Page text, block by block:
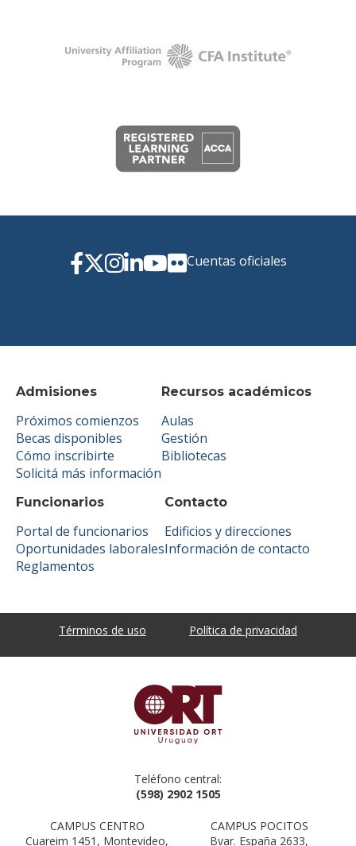
Admisiones
Próximos comienzos
Becas disponibles
Cómo inscribirte
Solicitá más información
Recursos académicos
Aulas
Gestión
Bibliotecas
Funcionarios
Portal de funcionarios
Oportunidades laborales
Reglamentos
Contacto
Edificios y direcciones
Información de contacto
Cuentas oficiales
Términos de uso Política de privacidad
Teléfono central:
(598) 2902 1505
CAMPUS CENTRO
Cuareim 1451, Montevideo,
CAMPUS POCITOS
Bvar. España 2633,